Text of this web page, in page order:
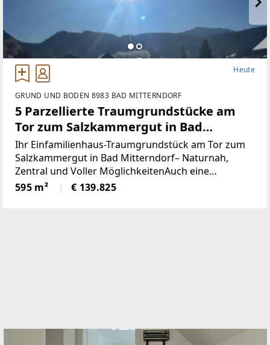
Heute
GRUND UND BODEN 8983 BAD MITTERNDORF
5 Parzellierte Traumgrundstücke am
Tor zum Salzkammergut in Bad
Mitterndorf - naturnah, zentral und
voller Möglichkeiten (Provisionsfrei)
Ihr Einfamilienhaus-Traumgrundstück am Tor zum
Salzkammergut in Bad Mitterndorf– Naturnah,
Zentral und Voller MöglichkeitenAuch eine
touristische Vermietung ist nach Absprache mit der
Gemeinde möglich.Die Loipe und Therme
595 m² € 139.825